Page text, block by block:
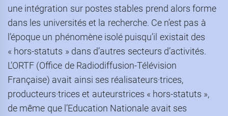
une intégration sur postes stables prend alors forme
dans les universités et la recherche. Ce n’est pas à
l’époque un phénomène isolé puisqu’il existait des
« hors-statuts » dans d’autres secteurs d’activités.
L’ORTF (Office de Radiodiffusion-Télévision
Française) avait ainsi ses réalisateurs·trices,
producteurs·trices et auteurstrices « hors-statuts »,
de même que l’Education Nationale avait ses